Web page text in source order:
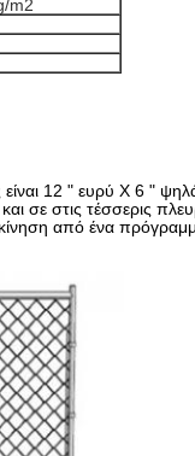
m2
12 " ευρύ Χ 6 "
σε στις τέσσερις
από ένα